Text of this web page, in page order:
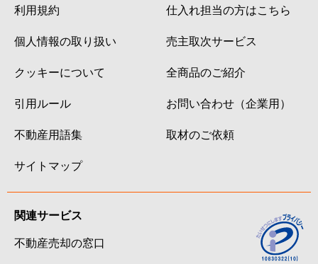
利用規約
個人情報の取り扱い
クッキーについて
引用ルール
不動産用語集
サイトマップ
仕入れ担当の方はこちら
売主取次サービス
全商品のご紹介
お問い合わせ（企業用）
取材のご依頼
関連サービス
不動産売却の窓口